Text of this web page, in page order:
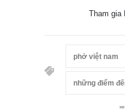
Tham gia
phở việt nam
những điểm